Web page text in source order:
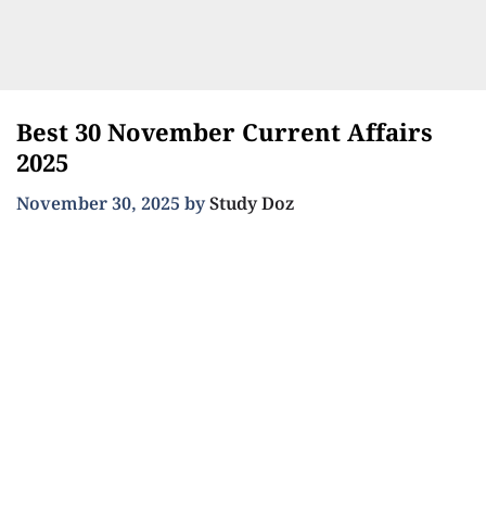
Best 30 November Current Affairs
2025
November 30, 2025 byStudy Doz